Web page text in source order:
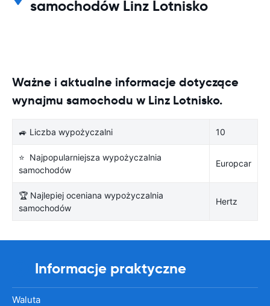
samochodów Linz Lotnisko
Ważne i aktualne informacje dotyczące
wynajmu samochodu w Linz Lotnisko.
🚙 Liczba wypożyczalni 10
⭐ Najpopularniejsza wypożyczalnia
samochodów
Europcar
🏆 Najlepiej oceniana wypożyczalnia
samochodów
Hertz
Informacje praktyczne
Waluta